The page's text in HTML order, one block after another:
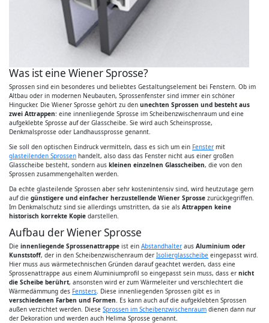
Was ist eine Wiener Sprosse?
Sprossen sind ein besonderes und beliebtes Gestaltungselement bei Fenstern. Ob im
Altbau oder in modernen Neubauten, Sprossenfenster sind immer ein schöner
Hingucker. Die Wiener Sprosse gehört zu den unechten Sprossen und besteht aus
zwei Attrappen: eine innenliegende Sprosse im Scheibenzwischenraum und eine
aufgeklebte Sprosse auf der Glasscheibe. Sie wird auch Scheinsprosse,
Denkmalsprosse oder Landhaussprosse genannt.
Sie soll den optischen Eindruck vermitteln, dass es sich um ein Fenster mit
glasteilenden Sprossen handelt, also dass das Fenster nicht aus einer großen
Glasscheibe besteht, sondern aus kleinen einzelnen Glasscheiben, die von den
Sprossen zusammengehalten werden.
Da echte glasteilende Sprossen aber sehr kostenintensiv sind, wird heutzutage gern
auf die günstigere und einfacher herzustellende Wiener Sprosse zurückgegriffen.
Im Denkmalschutz sind sie allerdings umstritten, da sie als Attrappen keine
historisch korrekte Kopie darstellen.
Aufbau der Wiener Sprosse
Die innenliegende Sprossenattrappe ist ein Abstandhalter aus Aluminium oder
Kunststoff, der in den Scheibenzwischenraum der Isolierglasscheibe eingepasst wird.
Hier muss aus wärmetechnischen Gründen darauf geachtet werden, dass eine
Sprossenattrappe aus einem Aluminiumprofil so eingepasst sein muss, dass er nicht
die Scheibe berührt, ansonsten wird er zum Wärmeleiter und verschlechtert die
Wärmedämmung des Fensters. Diese innenliegenden Sprossen gibt es in
verschiedenen Farben und Formen. Es kann auch auf die aufgeklebten Sprossen
außen verzichtet werden. Diese Sprossen im Scheibenzwischenraum dienen dann nur
der Dekoration und werden auch Helima Sprosse genannt.